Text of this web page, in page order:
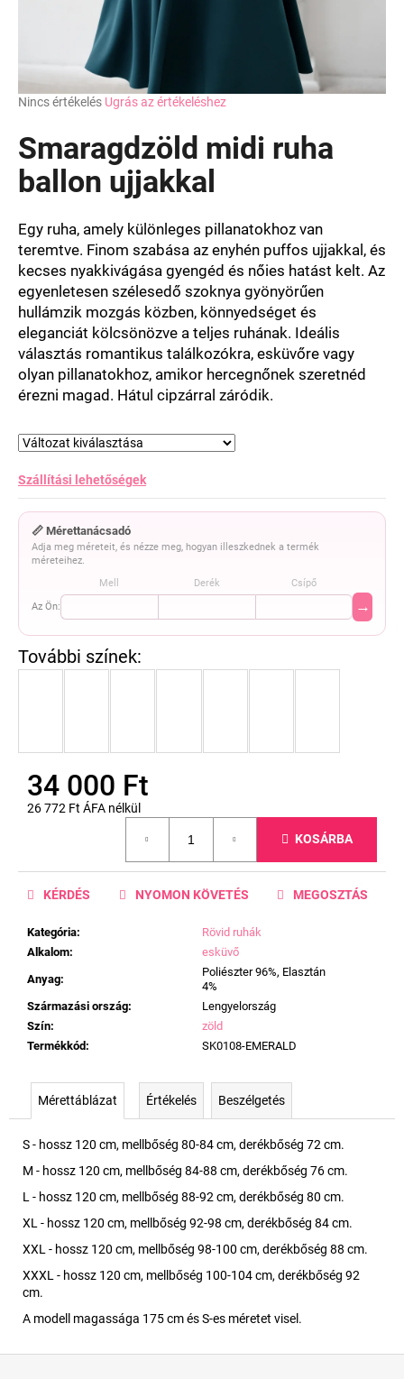
A
átlagos
értékelése
5-
ből
csillag.
Nincs értékelés Ugrás az értékeléshez
Smaragdzöld midi ruha
ballon ujjakkal
Egy ruha, amely különleges pillanatokhoz van
teremtve. Finom szabása az enyhén puffos ujjakkal, és
kecses nyakkivágása gyengéd és nőies hatást kelt. Az
egyenletesen szélesedő szoknya gyönyörűen
hullámzik mozgás közben, könnyedséget és
eleganciát kölcsönözve a teljes ruhának. Ideális
választás romantikus találkozókra, esküvőre vagy
olyan pillanatokhoz, amikor hercegnőnek szeretnéd
érezni magad. Hátul cipzárral záródik.
Szállítási lehetőségek
📏 Mérettanácsadó
Adja meg méreteit, és nézze meg, hogyan illeszkednek a termék
méreteihez.
Mell
Derék Csípő
Az Ön: →
34 000 Ft
26 772 Ft ÁFA nélkül
KOSÁRBA
Kategória:
Rövid ruhák
Alkalom:
esküvő
Anyag:
Poliészter 96%, Elasztán
4%
Származási ország:
Lengyelország
Szín:
zöld
Termékkód: SK0108-EMERALD
KÉRDÉS NYOMON KÖVETÉS MEGOSZTÁS
Mérettáblázat Értékelés Beszélgetés
S - hossz 120 cm, mellbőség 80-84 cm, derékbőség 72 cm.
M - hossz 120 cm, mellbőség 84-88 cm, derékbőség 76 cm.
L - hossz 120 cm, mellbőség 88-92 cm, derékbőség 80 cm.
XL - hossz 120 cm, mellbőség 92-98 cm, derékbőség 84 cm.
XXL - hossz 120 cm, mellbőség 98-100 cm, derékbőség 88 cm.
XXXL - hossz 120 cm, mellbőség 100-104 cm, derékbőség 92
cm.
A modell magassága 175 cm és S-es méretet visel.